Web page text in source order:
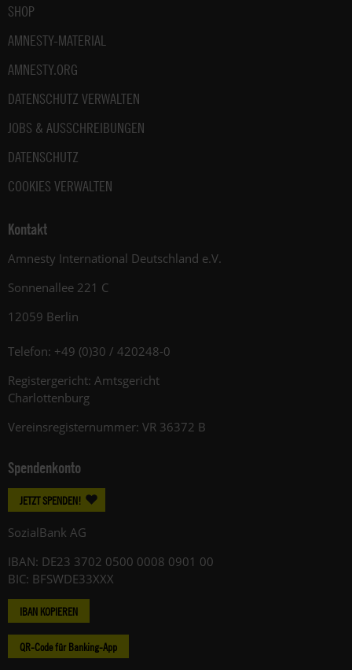
SHOP
AMNESTY-MATERIAL
AMNESTY.ORG
DATENSCHUTZ VERWALTEN
JOBS & AUSSCHREIBUNGEN
DATENSCHUTZ
COOKIES VERWALTEN
Kontakt
Amnesty International Deutschland e.V.
Sonnenallee 221 C
12059 Berlin
Telefon: +49 (0)30 / 420248-0
Registergericht: Amtsgericht
Charlottenburg
Vereinsregisternummer: VR 36372 B
Spendenkonto
JETZT SPENDEN!
SozialBank AG
IBAN: DE23 3702 0500 0008 0901 00
BIC: BFSWDE33XXX
IBAN KOPIEREN
QR-Code für Banking-App